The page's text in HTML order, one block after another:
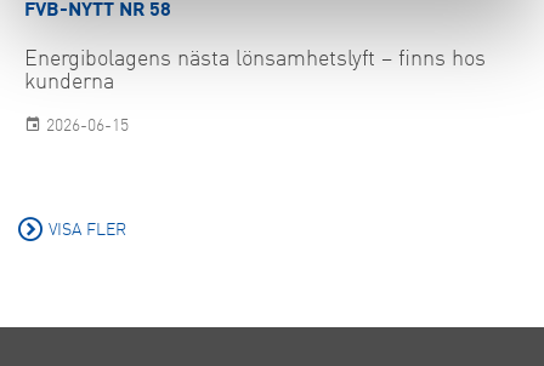
FVB-NYTT NR 58
Energibolagens nästa lönsamhetslyft – finns hos
kunderna
2026-06-15
VISA FLER